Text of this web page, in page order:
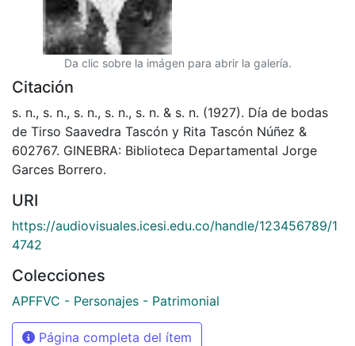
Da clic sobre la imágen para abrir la galería.
Citación
s. n., s. n., s. n., s. n., s. n. & s. n. (1927). Día de bodas
de Tirso Saavedra Tascón y Rita Tascón Núñez &
602767. GINEBRA: Biblioteca Departamental Jorge
Garces Borrero.
URI
https://audiovisuales.icesi.edu.co/handle/123456789/1
4742
Colecciones
APFFVC - Personajes - Patrimonial
Página completa del ítem